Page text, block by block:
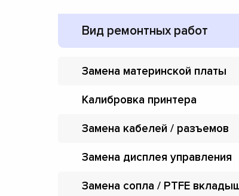
Вид ремонтных работ
Замена материнской платы
Калибровка принтера
Замена кабелей / разъемов
Замена дисплея управления
Замена сопла / PTFE